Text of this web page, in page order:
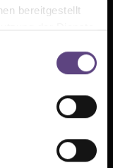
bereitgestellt
der Dienste
Einstellungen